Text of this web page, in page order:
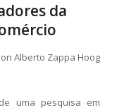
da
Alberto Zappa Hoog
uma pesquisa em